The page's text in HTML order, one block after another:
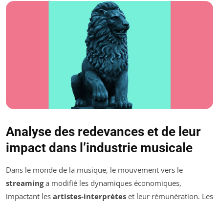
Analyse des redevances et de leur
impact dans l’industrie musicale
Dans le monde de la musique, le mouvement vers le
streaminga modifié les dynamiques économiques,
impactant les artistes-interprètes et leur rémunération. Les